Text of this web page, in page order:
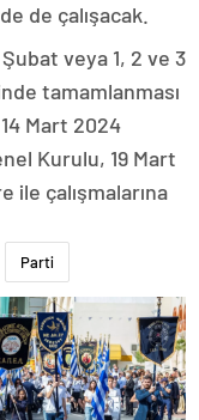
de çalışacak.
veya 1, 2 ve 3
tamamlanması
Mart 2024
Kurulu, 19 Mart
ile çalışmalarına
Parti